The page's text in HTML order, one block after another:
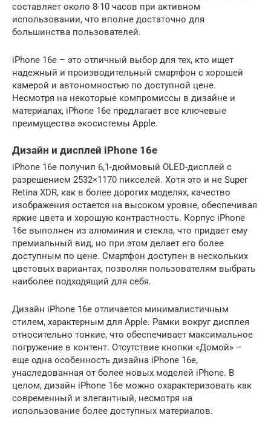
составляет около 8-10 часов при активном
использовании, что вполне достаточно для
большинства пользователей.
iPhone 16e – это отличный выбор для тех, кто ищет
надежный и производительный смартфон с хорошей
камерой и автономностью по доступной цене.
Несмотря на некоторые компромиссы в дизайне и
материалах, iPhone 16e предлагает все ключевые
преимущества экосистемы Apple.
Дизайн и дисплей iPhone 16e
iPhone 16e получил 6,1-дюймовый OLED-дисплей с
разрешением 2532×1170 пикселей. Хотя это и не Super
Retina XDR, как в более дорогих моделях, качество
изображения остается на высоком уровне, обеспечивая
яркие цвета и хорошую контрастность. Корпус iPhone
16e выполнен из алюминия и стекла, что придает ему
премиальный вид, но при этом делает его более
доступным по цене. Смартфон доступен в нескольких
цветовых вариантах, позволяя пользователям выбрать
наиболее подходящий для себя.
Дизайн iPhone 16e отличается минималистичным
стилем, характерным для Apple. Рамки вокруг дисплея
относительно тонкие, что обеспечивает максимальное
погружение в контент. Отсутствие кнопки «Домой» –
еще одна особенность дизайна iPhone 16e,
унаследованная от более новых моделей iPhone. В
целом, дизайн iPhone 16e можно охарактеризовать как
современный и элегантный, несмотря на
использование более доступных материалов.